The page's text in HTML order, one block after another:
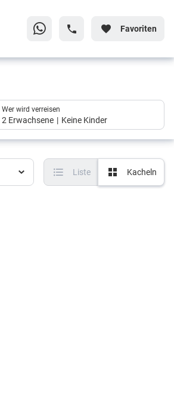
Favoriten
Wer wird verreisen
2 Erwachsene Keine Kinder
Liste Kacheln